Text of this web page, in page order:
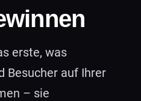
erste, was
Besucher auf Ihrer
– sie